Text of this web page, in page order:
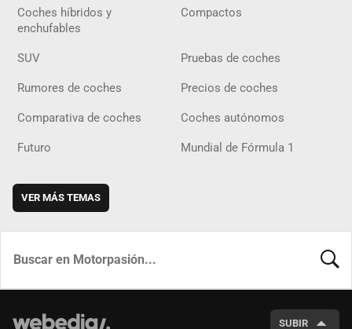
Coches híbridos y
enchufables
Compactos
SUV Pruebas de coches
Rumores de coches Precios de coches
Comparativa de coches Coches autónomos
Futuro Mundial de Fórmula 1
VER MÁS TEMAS
SUBIR